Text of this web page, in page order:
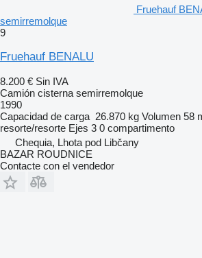
Fruehauf
semirremolque
9
Fruehauf BENALU
8.200 € Sin IVA
Camión cisterna semirremolque
1990
Capacidad de carga 26.870 kg Volumen 58
resorte/resorte Ejes 3 0 compartimento
Chequia, Lhota pod Libčany
BAZAR ROUDNICE
Contacte con el vendedor